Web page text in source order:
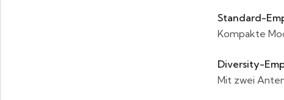
Standard-
Kompakte
Diversity-
Mit zwei